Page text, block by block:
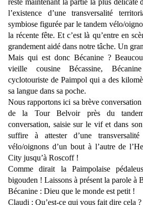
reste maintenant la partie la plus délicate
l’existence d’une transversalité
symbiose figurée par le tandem vélo/
la récente fête. Et c’est là qu’entre en
grandement aidé dans notre tâche. Un
Mais qui est donc Bécanine ?
vieille cousine Bécassine,
cyclotouriste de Paimpol qui a des
sa langue dans sa poche.
Nous rapportons ici sa brève
de la Tour Belvoir près du
conversation, saisie sur le vif et dans
suffire à attester d’une
vélo/oignons d’un bout à l’autre de
City jusqu’à Roscoff !
Comme dirait la Paimpolaise
bigouden ! Laissons à présent la parole à
Bécanine : Dieu que le monde est petit !
Claudi : Qu’est-ce qui vous fait dire cela ?